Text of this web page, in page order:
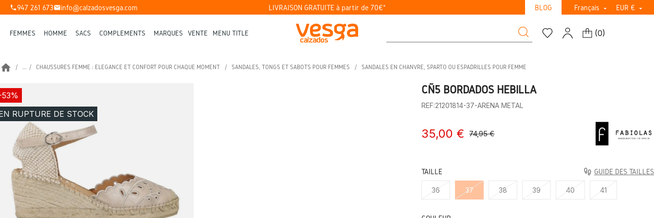
phone947 261 673mailinfo@calzadosvesga.com LIVRAISON GRATUITE à partir de 70€* BLOG Français  EUR € 
FEMMES HOMME SACS COMPLÉMENTS MARQUES VENTE MENU TITLE (0)
home ... CHAUSSURES FEMME : ÉLÉGANCE ET CONFORT POUR CHAQUE MOMENT SANDALES, TONGS ET SABOTS POUR FEMMES SANDALES EN CHANVRE, SPARTO OU ESPADRILLES POUR FEMME
RUPTURE DE STOCK
CÑ5 BORDADOS HEBILLA
REF:21201814-37-ARENA METAL
35,00 € 74,95 €
TAILLE GUIDE DES TAILLES
36 37 38 39 40 41